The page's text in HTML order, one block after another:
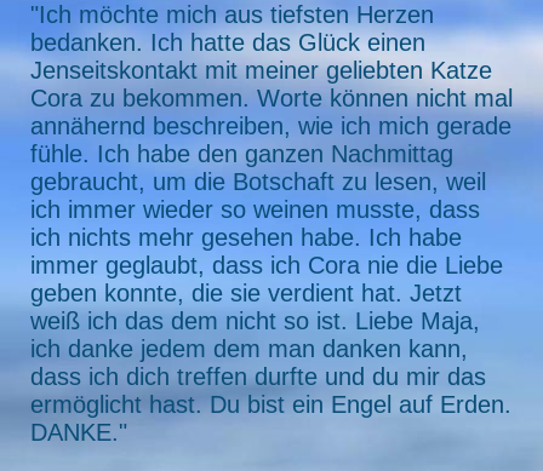
"Ich möchte mich aus tiefsten Herzen
bedanken. Ich hatte das Glück einen
Jenseitskontakt mit meiner geliebten Katze
Cora zu bekommen. Worte können nicht mal
annähernd beschreiben, wie ich mich gerade
fühle. Ich habe den ganzen Nachmittag
gebraucht, um die Botschaft zu lesen, weil
ich immer wieder so weinen musste, dass
ich nichts mehr gesehen habe. Ich habe
immer geglaubt, dass ich Cora nie die Liebe
geben konnte, die sie verdient hat. Jetzt
weiß ich das dem nicht so ist. Liebe Maja,
ich danke jedem dem man danken kann,
dass ich dich treffen durfte und du mir das
ermöglicht hast. Du bist ein Engel auf Erden.
DANKE."